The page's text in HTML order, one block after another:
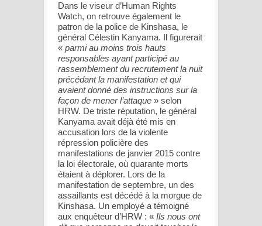
Dans le viseur d’Human Rights
Watch, on retrouve également le
patron de la police de Kinshasa, le
général Célestin Kanyama. Il figurerait
« parmi au moins trois hauts
responsables ayant participé au
rassemblement du recrutement la nuit
précédant la manifestation et qui
avaient donné des instructions sur la
façon de mener l’attaque » selon
HRW. De triste réputation, le général
Kanyama avait déjà été mis en
accusation lors de la violente
répression policière des
manifestations de janvier 2015 contre
la loi électorale, où quarante morts
étaient à déplorer. Lors de la
manifestation de septembre, un des
assaillants est décédé à la morgue de
Kinshasa. Un employé a témoigné
aux enquêteur d’HRW : « Ils nous ont